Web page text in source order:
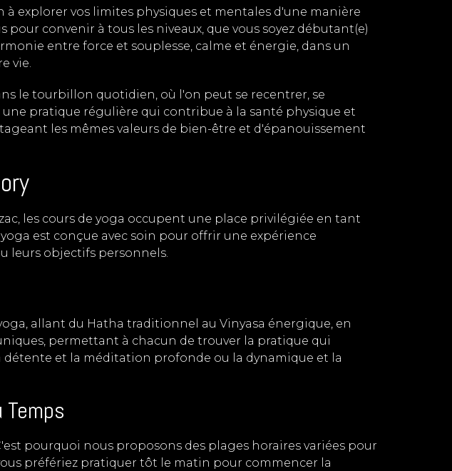
explorer vos limites physiques et mentales d'une manière
pour convenir à tous les niveaux, que vous soyez débutant(e)
entre force et souplesse, calme et énergie, dans un
vie.
le tourbillon quotidien, où l'on peut se recentrer, se
pratique régulière qui contribue à la santé physique et
les mêmes valeurs de bien-être et d'épanouissement
les cours de yoga occupent une place privilégiée en tant
est conçue avec soin pour offrir une expérience
leurs objectifs personnels.
allant du Hatha traditionnel au Vinyasa énergique, en
permettant à chacun de trouver la pratique qui
détente et la méditation profonde ou la dynamique et la
pourquoi nous proposons des plages horaires variées pour
préfériez pratiquer tôt le matin pour commencer la